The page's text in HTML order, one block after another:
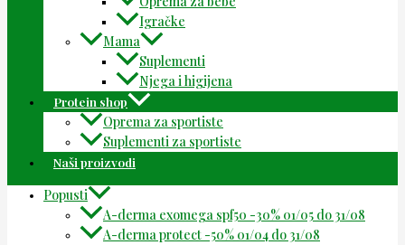
Igračke
Mama
Suplementi
Njega i higijena
Protein shop
Oprema za sportiste
Suplementi za sportiste
Naši proizvodi
Popusti
A-derma exomega spf50 -30% 01/05 do 31/08
A-derma protect -50% 01/04 do 31/08